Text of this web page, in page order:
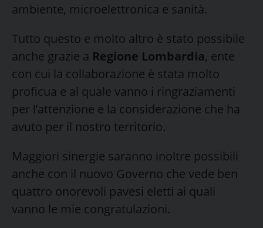
ambiente, microelettronica e sanità.
Tutto questo e molto altro è stato possibile
anche grazie a Regione Lombardia, ente
con cui la collaborazione è stata molto
proficua e al quale vanno i ringraziamenti
per l’attenzione e la considerazione che ha
avuto per il nostro territorio.
Maggiori sinergie saranno inoltre possibili
anche con il nuovo Governo che vede ben
quattro onorevoli pavesi eletti ai quali
vanno le mie congratulazioni.